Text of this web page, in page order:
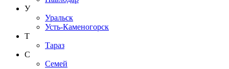
У
Уральск
Усть-Каменогорск
Т
Тараз
С
Семей